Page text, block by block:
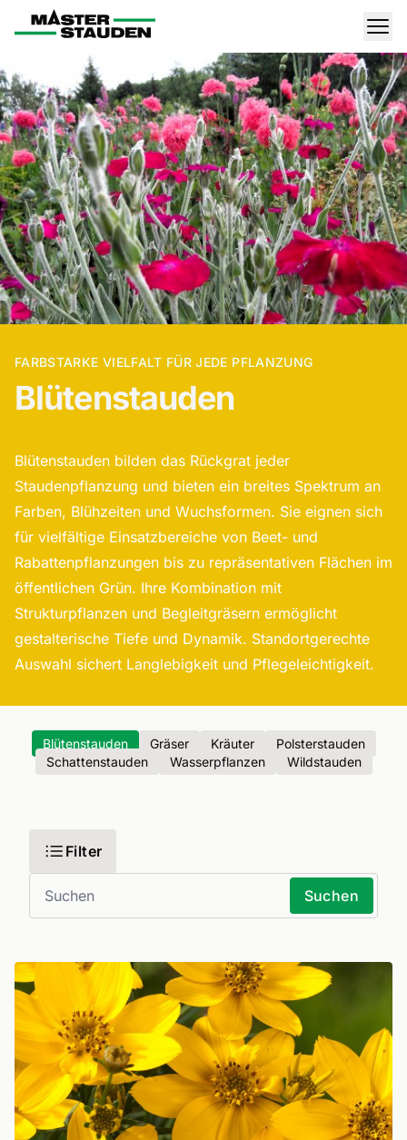
Master-Stauden
FARBSTARKE VIELFALT FÜR JEDE PFLANZUNG
Blüten­stauden
Blütenstauden bilden das Rückgrat jeder
Staudenpflanzung und bieten ein breites Spektrum an
Farben, Blühzeiten und Wuchsformen. Sie eignen sich
für vielfältige Einsatzbereiche von Beet- und
Rabattenpflanzungen bis zu repräsentativen Flächen im
öffentlichen Grün. Ihre Kombination mit
Strukturpflanzen und Begleitgräsern ermöglicht
gestalterische Tiefe und Dynamik. Standortgerechte
Auswahl sichert Langlebigkeit und Pflegeleichtigkeit.
Blütenstauden Gräser Kräuter
Polsterstauden
Schattenstauden
Wasserpflanzen Wildstauden
Filter
Suchen